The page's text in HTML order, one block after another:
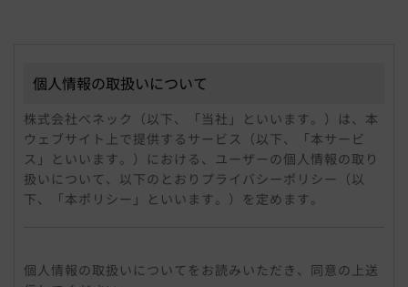
個人情報の取扱いについて
株式会社べネック（以下、「当社」といいます。）は、本
ウェブサイト上で提供するサービス（以下、「本サービ
ス」といいます。）における、ユーザーの個人情報の取り
扱いについて、以下のとおりプライバシーポリシー（以
下、「本ポリシー」といいます。）を定めます。
指すものとし、個人に関する情報であって、当該情報に含
個人情報の取扱いについてをお読みいただき、同意の上送